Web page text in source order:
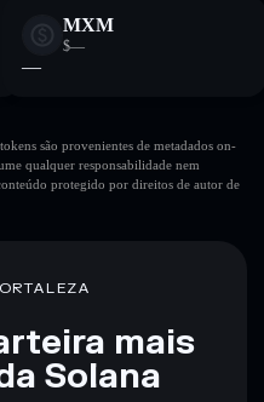
MXM
$—
—
são provenientes de metadados on-
qualquer responsabilidade nem
protegido por direitos de autor de
mais
Solana